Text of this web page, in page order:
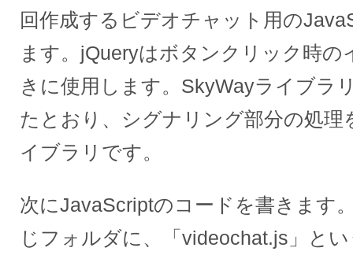
回作成するビデオチャット用の
ます。jQueryはボタンクリック時
きに使用します。SkyWayライブラ
たとおり、シグナリング部分の処理
イブラリです。
次にJavaScriptのコードを書きます
じフォルダに、「videochat.js」と